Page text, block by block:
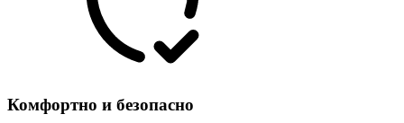
Комфортно и безопасно